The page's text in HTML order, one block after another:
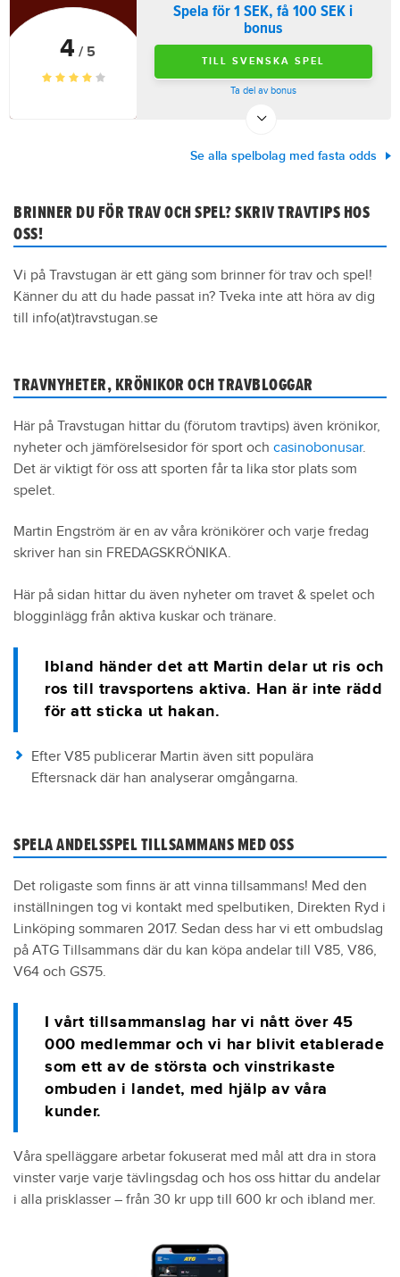
4 / 5
Spela för 1 SEK, få 100 SEK i
bonus
TILL SVENSKA SPEL
Ta del av bonus
Se alla spelbolag med fasta odds
BRINNER DU FÖR TRAV OCH SPEL? SKRIV TRAVTIPS HOS
OSS!
Vi på Travstugan är ett gäng som brinner för trav och spel!
Känner du att du hade passat in? Tveka inte att höra av dig
till info(at)travstugan.se
TRAVNYHETER, KRÖNIKOR OCH TRAVBLOGGAR
Här på Travstugan hittar du (förutom travtips) även krönikor,
nyheter och jämförelsesidor för sport och casinobonusar.
Det är viktigt för oss att sporten får ta lika stor plats som
spelet.
Martin Engström är en av våra krönikörer och varje fredag
skriver han sin FREDAGSKRÖNIKA.
Här på sidan hittar du även nyheter om travet & spelet och
blogginlägg från aktiva kuskar och tränare.
Ibland händer det att Martin delar ut ris och
ros till travsportens aktiva. Han är inte rädd
för att sticka ut hakan.
Efter V85 publicerar Martin även sitt populära
Eftersnack där han analyserar omgångarna.
SPELA ANDELSSPEL TILLSAMMANS MED OSS
Det roligaste som finns är att vinna tillsammans! Med den
inställningen tog vi kontakt med spelbutiken, Direkten Ryd i
Linköping sommaren 2017. Sedan dess har vi ett ombudslag
på ATG Tillsammans där du kan köpa andelar till V85, V86,
V64 och GS75.
I vårt tillsammanslag har vi nått över 45
000 medlemmar och vi har blivit etablerade
som ett av de största och vinstrikaste
ombuden i landet, med hjälp av våra
kunder.
Våra spelläggare arbetar fokuserat med mål att dra in stora
vinster varje varje tävlingsdag och hos oss hittar du andelar
i alla prisklasser – från 30 kr upp till 600 kr och ibland mer.